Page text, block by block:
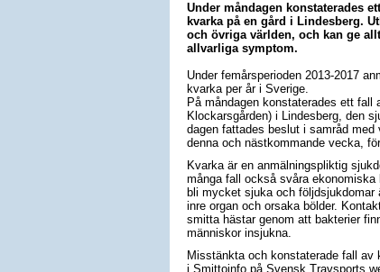
Under måndagen konstaterades
kvarka på en gård i Lindesberg.
och övriga världen, och kan ge
allvarliga symptom.
Under femårsperioden 2013-2017
kvarka per år i Sverige.
På måndagen konstaterades ett fall
Klockarsgården) i Lindesberg, den
dagen fattades beslut i samråd
denna och nästkommande vecka,
Kvarka är en anmälningspliktig
många fall också svåra
bli mycket sjuka och följdsjukdomar
inre organ och orsaka bölder.
smitta hästar genom att bakterier
människor insjukna.
Misstänkta och konstaterade fall av
i Smittoinfo på Svensk Travsports